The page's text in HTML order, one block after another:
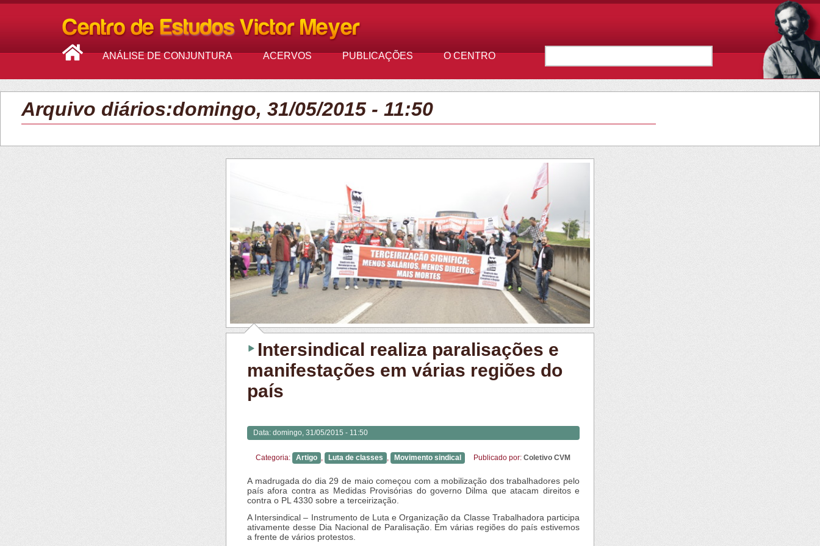
ANÁLISE DE CONJUNTURA ACERVOS PUBLICAÇÕES O CENTRO
Arquivo diários:domingo, 31/05/2015 - 11:50
Intersindical realiza paralisações e
manifestações em várias regiões do
país
Data: domingo, 31/05/2015 - 11:50
Categoria: Artigo Luta de classes Movimento sindical Publicado por: Coletivo CVM
A madrugada do dia 29 de maio começou com a mobilização dos trabalhadores pelo
país afora contra as Medidas Provisórias do governo Dilma que atacam direitos e
contra o PL 4330 sobre a terceirização.
A Intersindical – Instrumento de Luta e Organização da Classe Trabalhadora participa
ativamente desse Dia Nacional de Paralisação. Em várias regiões do país estivemos
a frente de vários protestos.